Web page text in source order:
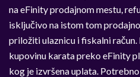
naeFinityprodajnom mestu,
isključivo na istom tom
priložiti ulaznicu i fiskalni račun.
kupovinu karata prekoeFinity
kog je izvršena uplata.